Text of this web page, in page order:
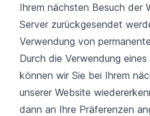
Ihrem nächsten Besuch der
Server zurückgesendet
Verwendung von
Durch die Verwendung
können wir Sie bei Ihrem
unserer Website
dann an Ihre Präferenzen